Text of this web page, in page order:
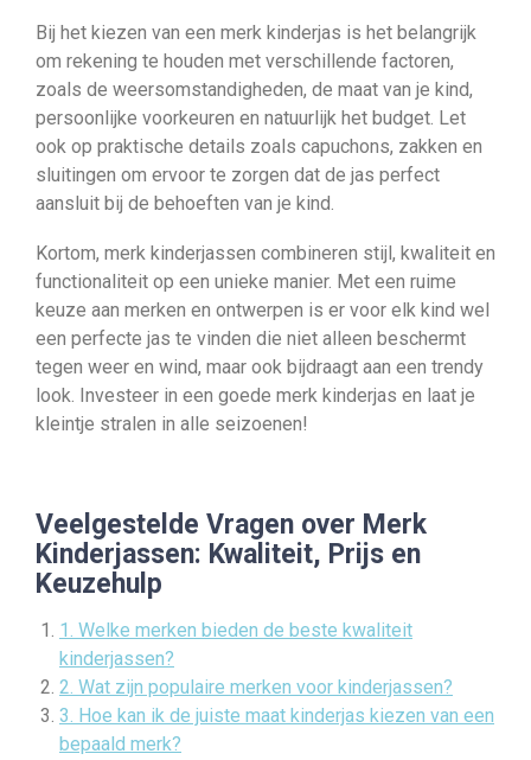
Bij het kiezen van een merk kinderjas is het belangrijk
om rekening te houden met verschillende factoren,
zoals de weersomstandigheden, de maat van je kind,
persoonlijke voorkeuren en natuurlijk het budget. Let
ook op praktische details zoals capuchons, zakken en
sluitingen om ervoor te zorgen dat de jas perfect
aansluit bij de behoeften van je kind.
Kortom, merk kinderjassen combineren stijl, kwaliteit en
functionaliteit op een unieke manier. Met een ruime
keuze aan merken en ontwerpen is er voor elk kind wel
een perfecte jas te vinden die niet alleen beschermt
tegen weer en wind, maar ook bijdraagt aan een trendy
look. Investeer in een goede merk kinderjas en laat je
kleintje stralen in alle seizoenen!
Veelgestelde Vragen over Merk
Kinderjassen: Kwaliteit, Prijs en
Keuzehulp
1. Welke merken bieden de beste kwaliteit
kinderjassen?
2. Wat zijn populaire merken voor kinderjassen?
3. Hoe kan ik de juiste maat kinderjas kiezen van een
bepaald merk?